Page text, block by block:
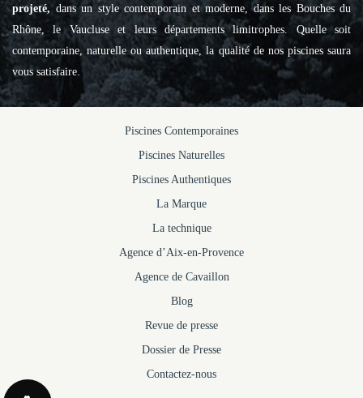
projeté, dans un style contemporain et moderne, dans les Bouches du
Rhône, le Vaucluse et leurs départements limitrophes. Quelle soit
contemporaine, naturelle ou authentique, la qualité de nos piscines saura
vous satisfaire.
Piscines Contemporaines
Piscines Naturelles
Piscines Authentiques
La Marque
La technique
Agence d’Aix-en-Provence
Agence de Cavaillon
Blog
Revue de presse
Dossier de Presse
Contactez-nous